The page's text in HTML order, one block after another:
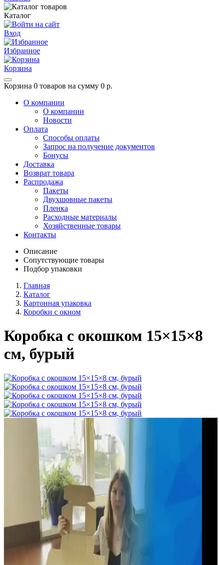
Каталог
Вход
Избранное
Корзина
Корзина 0 товаров на сумму 0 р.
О компании
О компании
Новости
Оплата
Способы оплаты
Запрос на получение документов
Бонусы
Доставка
Возврат товара
Распродажа
Пакеты
Двухшовные пакеты
Пленка
Расходные материалы
Хозяйственные товары
Контакты
Описание
Сопутствующие товары
Подбор упаковки
Главная
Каталог
Картонная упаковка
Коробки с окном
Коробка с окошком 15×15×8
см, бурый